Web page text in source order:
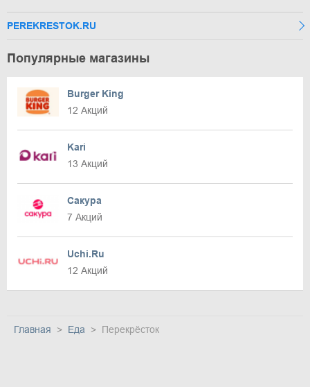
PEREKRESTOK.RU
Популярные магазины
Burger King
12 Акций
Kari
13 Акций
Сакура
7 Акций
Uchi.Ru
12 Акций
Главная Еда Перекрёсток